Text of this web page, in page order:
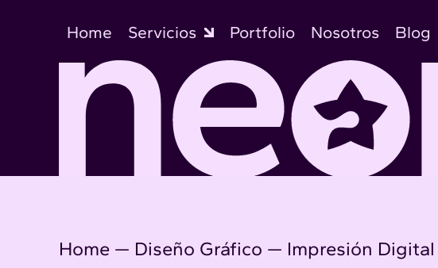
Home Servicios Portfolio Nosotros Blog
Home— Diseño Gráfico — Impresión Digital